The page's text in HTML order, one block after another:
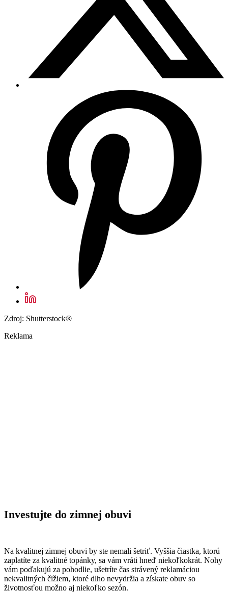
Zdroj: Shutterstock®
Reklama
Investujte do zimnej obuvi
Na kvalitnej zimnej obuvi by ste nemali šetriť. Vyššia čiastka, ktorú
zaplatíte za kvalitné topánky, sa vám vráti hneď niekoľkokrát. Nohy
vám poďakujú za pohodlie, ušetríte čas strávený reklamáciou
nekvalitných čižiem, ktoré dlho nevydržia a získate obuv so
životnosťou možno aj niekoľko sezón.